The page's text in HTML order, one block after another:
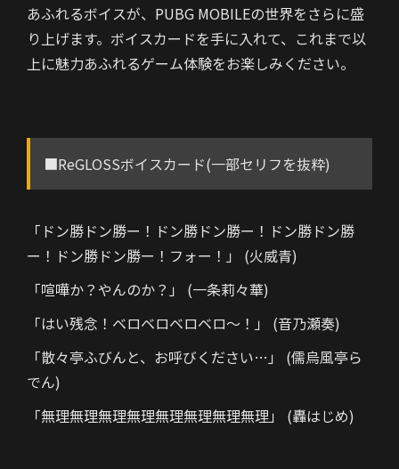
あふれるボイスが、PUBG MOBILEの世界をさらに盛
り上げます。ボイスカードを手に入れて、これまで以
上に魅力あふれるゲーム体験をお楽しみください。
■ReGLOSSボイスカード(一部セリフを抜粋)
「ドン勝ドン勝ー！ドン勝ドン勝ー！ドン勝ドン勝
ー！ドン勝ドン勝ー！フォー！」 (火威青)
「喧嘩か？やんのか？」 (一条莉々華)
「はい残念！ベロベロベロベロ～！」 (音乃瀬奏)
「散々亭ふびんと、お呼びください…」 (儒烏風亭ら
でん)
「無理無理無理無理無理無理無理無理」 (轟はじめ)